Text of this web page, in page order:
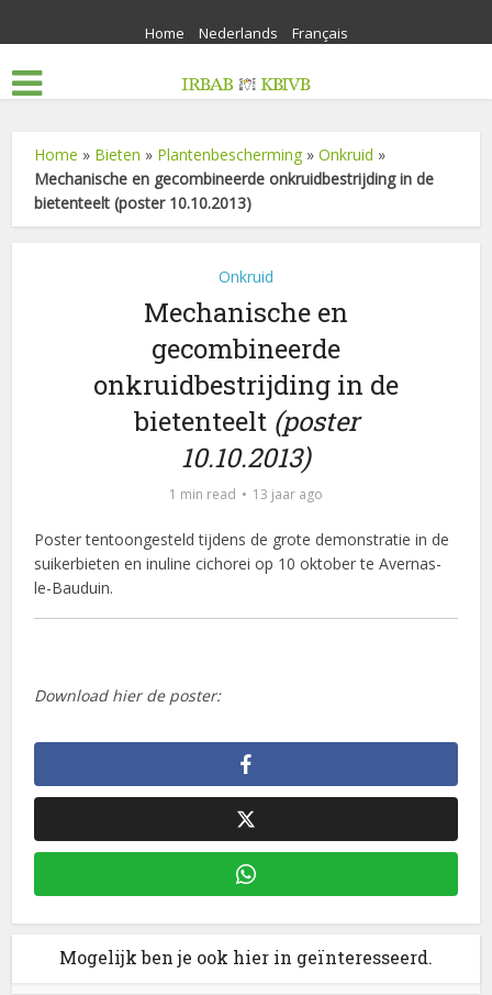
Home Nederlands Français
Home » Bieten » Plantenbescherming »Onkruid »
Mechanische en gecombineerde onkruidbestrijding in de
bietenteelt (poster 10.10.2013)
Onkruid
Mechanische en
gecombineerde
onkruidbestrijding in de
bietenteelt (poster
10.10.2013)
1 min read 13 jaar ago
Poster tentoongesteld tijdens de grote demonstratie in de
suikerbieten en inuline cichorei op 10 oktober te Avernas-
le-Bauduin.
Download hier de poster:
Mogelijk ben je ook hier in geïnteresseerd.